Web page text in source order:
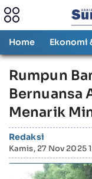
Home Ekonomi
Rumpun
Bernuansa
Menarik
Redaksi
Kamis, 27 Nov 2025